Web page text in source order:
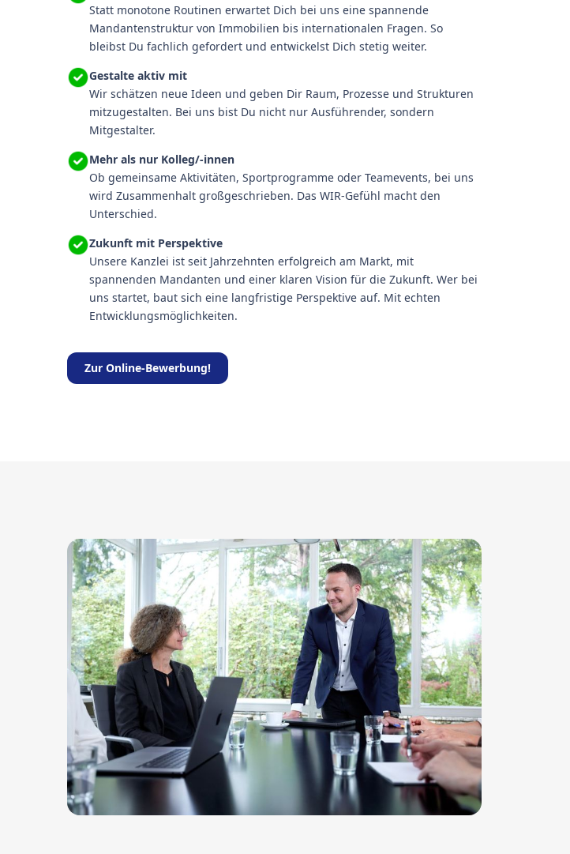
Statt monotone Routinen erwartet Dich bei uns eine spannende
Mandantenstruktur von Immobilien bis internationalen Fragen. So
bleibst Du fachlich gefordert und entwickelst Dich stetig weiter.
Gestalte aktiv mit
Wir schätzen neue Ideen und geben Dir Raum, Prozesse und Strukturen
mitzugestalten. Bei uns bist Du nicht nur Ausführender, sondern
Mitgestalter.
Mehr als nur Kolleg/-innen
Ob gemeinsame Aktivitäten, Sportprogramme oder Teamevents, bei uns
wird Zusammenhalt großgeschrieben. Das WIR-Gefühl macht den
Unterschied.
Zukunft mit Perspektive
Unsere Kanzlei ist seit Jahrzehnten erfolgreich am Markt, mit
spannenden Mandanten und einer klaren Vision für die Zukunft. Wer bei
uns startet, baut sich eine langfristige Perspektive auf. Mit echten
Entwicklungsmöglichkeiten.
Zur Online-Bewerbung!